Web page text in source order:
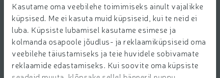
Kasutame oma veebilehe toimimiseks ainult vajalikke
küpsised. Me ei kasuta muid küpsiseid, kui te neid ei
luba. Küpsiste lubamisel kasutame esimese ja
kolmanda osapoole jõudlus- ja reklaamiküpsiseid oma
veebilehe täiustamiseks ja teie huvidele sobivamate
reklaamide edastamiseks. Kui soovite oma küpsiste